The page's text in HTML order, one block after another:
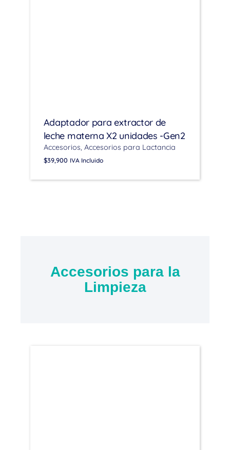
Adaptador para extractor de
leche materna X2 unidades -Gen2
Accesorios Accesorios para Lactancia
$39,900 IVA Incluido
Accesorios para la
Limpieza